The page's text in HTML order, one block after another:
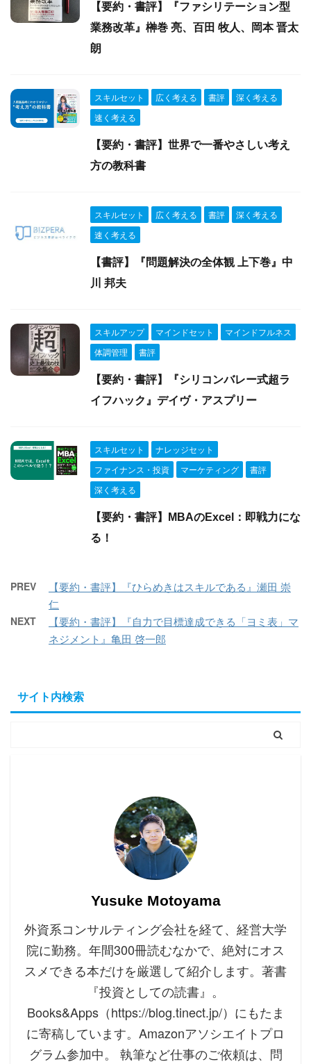
【要約・書評】『ファシリテーション型
業務改革』榊巻 亮、百田 牧人、岡本 晋太
朗
スキルセット 広く考える 書評
深く考える
速く考える
【要約・書評】世界で一番やさしい考え
方の教科書
スキルセット 広く考える 書評
深く考える
速く考える
【書評】『問題解決の全体観 上下巻』中
川 邦夫
スキルアップ マインドセット
マインドフルネス
体調管理
書評
【要約・書評】『シリコンバレー式超ラ
イフハック』デイヴ・アスプリー
スキルセット
ナレッジセット
ファイナンス・投資
マーケティング
書評
深く考える
【要約・書評】MBAのExcel：即戦力にな
る！
PREV
【要約・書評】『ひらめきはスキルである』瀬田 崇
仁
NEXT
【要約・書評】『自力で目標達成できる「ヨミ表」マ
ネジメント』亀田 啓一郎
サイト内検索
Yusuke Motoyama
外資系コンサルティング会社を経て、経営大学
院に勤務。年間300冊読むなかで、絶対にオス
スメできる本だけを厳選して紹介します。著書
『投資としての読書』。
Books&Apps（https://blog.tinect.jp/）にもたま
に寄稿しています。Amazonアソシエイトプロ
グラム参加中。 執筆など仕事のご依頼は、問